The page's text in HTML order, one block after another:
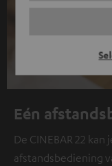
Eén
De CINEBAR 22
afstandsbediening